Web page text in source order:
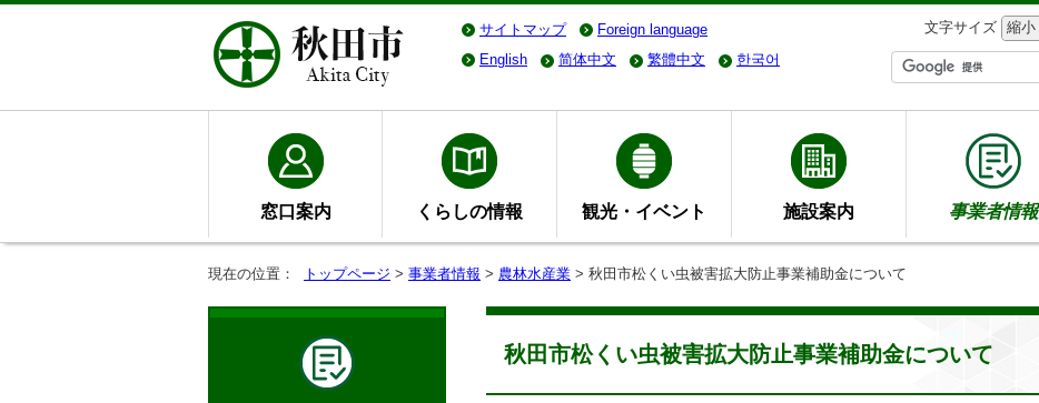
サイトマップ Foreign language 文字サイズ 縮小
English
简体中文 繁體中文 한국어
窓口案内 くらしの情報 観光・イベント 施設案内 事業者情報
現在の位置： トップページ > 事業者情報 > 農林水産業 > 秋田市松くい虫被害拡大防止事業補助金について
秋田市松くい虫被害拡大防止事業補助金について